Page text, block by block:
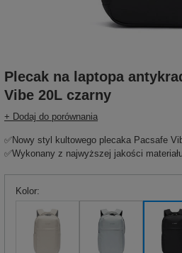
Plecak na laptopa
Vibe 20L czarny
+ Dodaj do porównania
✅Nowy styl kultowego plecaka Pacsafe
✅Wykonany z najwyższej jakości
Kolor